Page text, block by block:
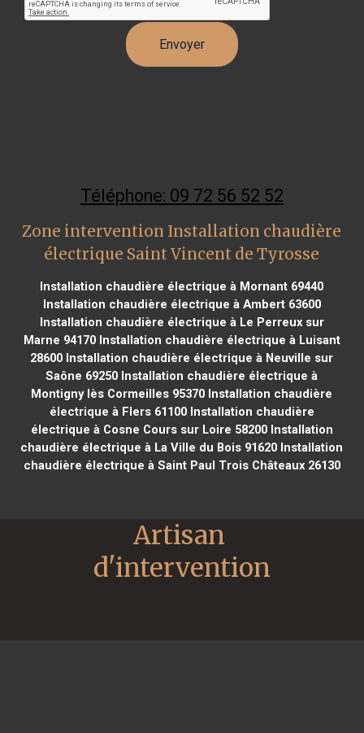
Téléphone: 09 72 56 52 52
Zone intervention Installation chaudière
électrique Saint Vincent de Tyrosse
Installation chaudière électrique à Mornant 69440
Installation chaudière électrique à Ambert 63600
Installation chaudière électrique à Le Perreux sur
Marne 94170Installation chaudière électrique à Luisant
28600 Installation chaudière électrique à Neuville sur
Saône 69250 Installation chaudière électrique à
Montigny lès Cormeilles 95370 Installation chaudière
électrique à Flers 61100Installation chaudière
électrique à Cosne Cours sur Loire 58200Installation
chaudière électrique à La Ville du Bois 91620 Installation
chaudière électrique à Saint Paul Trois Châteaux 26130
Artisan
d'intervention